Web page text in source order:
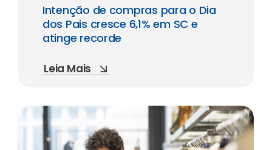
Intenção de compras para o Dia
dos Pais cresce 6,1% em SC e
atinge recorde
Leia Mais